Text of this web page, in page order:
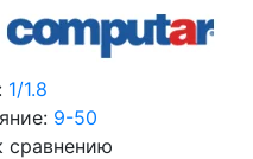
1/1.8
9-50
сравнению